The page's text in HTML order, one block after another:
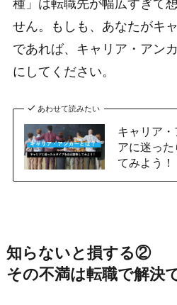
種」は転職先が幅広すぎて
せん。もしも、あなたがキ
であれば、キャリア・アン
にしてください。
あわせて読みたい
キャリア・
アに迷っ
てみよう！
知らないと損する②
その不満は転職で解決